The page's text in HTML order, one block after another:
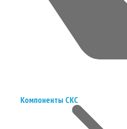
Компоненты СКС